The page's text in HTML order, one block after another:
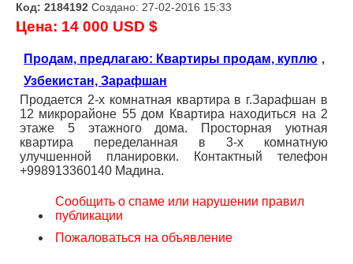
Код: 2184192 Создано: 27-02-2016 15:33
Цена: 14 000 USD $
Продам, предлагаю: Квартиры продам, куплю ,
Узбекистан, Зарафшан
Продается 2-х комнатная квартира в г.Зарафшан в
12 микрорайоне 55 дом Квартира находиться на 2
этаже 5 этажного дома. Просторная уютная
квартира переделанная в 3-х комнатную
улучшенной планировки. Контактный телефон
+998913360140 Мадина.
Сообщить о спаме или нарушении правил
публикации
Пожаловаться на объявление